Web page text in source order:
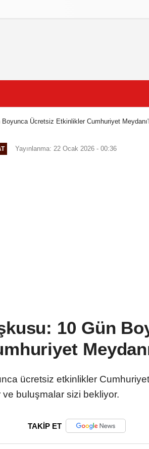
Ücretsiz Etkinlikler Cumhuriyet
Yayınlanma: 22 Ocak 2026 - 00:36
10 Gün
ücretsiz etkinlikler
ve buluşmalar sizi bekliyor.
TAKİP ET